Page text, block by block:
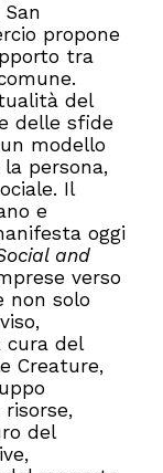
propone
tra
del
delle sfide
modello
persona,
Il
e
oggi
and
verso
non solo
cura del
Creature,
del